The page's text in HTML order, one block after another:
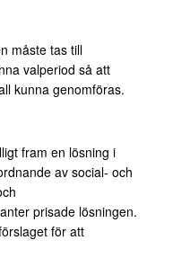
måste tas till
valperiod så att
kunna genomföras.
fram en lösning i
av social- och
prisade lösningen.
för att